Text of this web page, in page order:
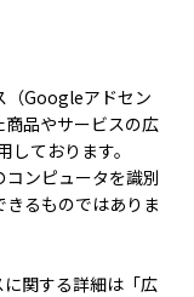
（Googleアドセン
品やサービスの広
ております。
ンピュータを識別
るものではありま
関する詳細は「広